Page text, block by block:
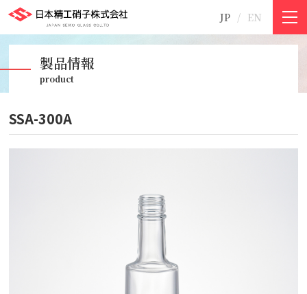
JP EN
製品情報
product
SSA-300A
©2011-2021 日本精工硝子株式会社